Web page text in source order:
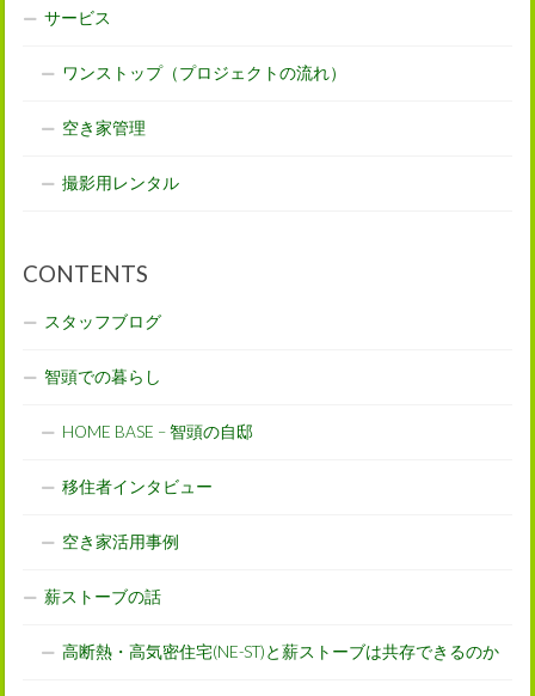
サービス
ワンストップ（プロジェクトの流れ）
空き家管理
撮影用レンタル
CONTENTS
スタッフブログ
智頭での暮らし
HOME BASE – 智頭の自邸
移住者インタビュー
空き家活用事例
薪ストーブの話
高断熱・高気密住宅(NE-ST)と薪ストーブは共存できるのか